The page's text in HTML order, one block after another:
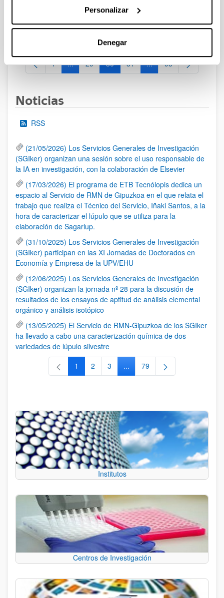
Personalizar
Denegar
Plazo de presentación cerrado: 22/09/2021 - 21/10/2021 23:59
Se ha publicado la convocatoria
Página
1 ...Páginas intermedias Use TAB para desplazarse.
Página
29 Página
30 Página
31 ...Páginas intermedias
Página
95
Noticias
RSS
(21/05/2026) Los Servicios Generales de Investigación
(SGIker) organizan una sesión sobre el uso responsable de
la IA en investigación, con la colaboración de Elsevier
(17/03/2026) El programa de ETB Tecnólopis dedica un
espacio al Servicio de RMN de Gipuzkoa en el que relata el
trabajo que realiza el Técnico del Servicio, Iñaki Santos, a la
hora de caracterizar el lúpulo que se utiliza para la
elaboración de Sagarlup.
(31/10/2025) Los Servicios Generales de Investigación
(SGIker) participan en las XI Jornadas de Doctorados en
Economía y Empresa de la UPV/EHU
(12/06/2025) Los Servicios Generales de Investigación
(SGIker) organizan la jornada nº 28 para la discusión de
resultados de los ensayos de aptitud de análisis elemental
orgánico y análisis isotópico
(13/05/2025) El Servicio de RMN-Gipuzkoa de los SGIker
ha llevado a cabo una caracterización química de dos
variedades de lúpulo silvestre
Página
1 Página
2 Página
3 ...Páginas intermedias Use TAB
Página
79
Institutos
Centros de Investigación